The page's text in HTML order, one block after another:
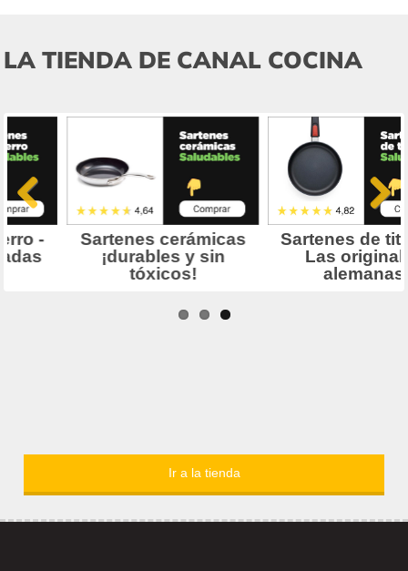
LA TIENDA DE CANAL COCINA
Ir a la tienda